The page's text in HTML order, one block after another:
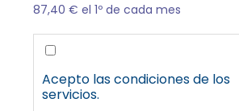
87,40 € el 1º de cada mes
Acepto las condiciones de los
servicios.